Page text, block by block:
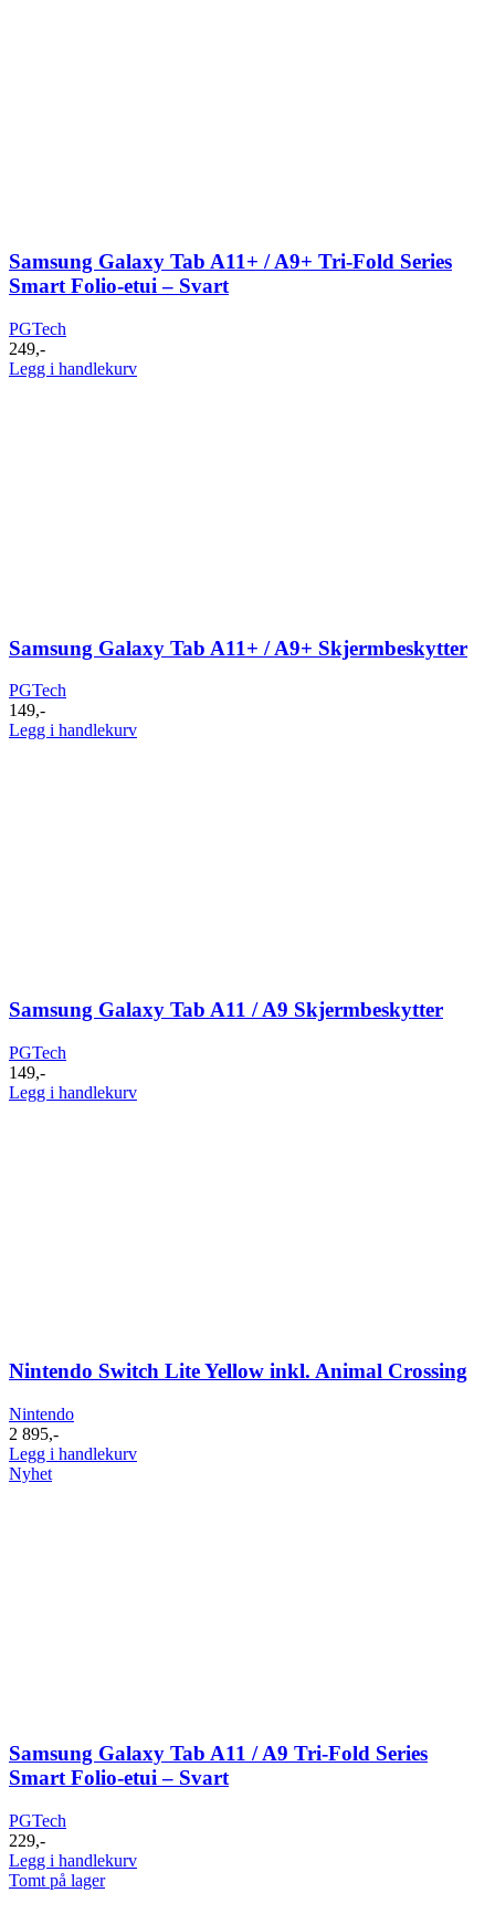
Samsung Galaxy Tab A11+ / A9+ Tri-Fold Series
Smart Folio-etui – Svart
PGTech
249,-
Legg i handlekurv
Samsung Galaxy Tab A11+ / A9+ Skjermbeskytter
PGTech
149,-
Legg i handlekurv
Samsung Galaxy Tab A11 / A9 Skjermbeskytter
PGTech
149,-
Legg i handlekurv
Nintendo Switch Lite Yellow inkl. Animal Crossing
Nintendo
2 895,-
Legg i handlekurv
Nyhet
Samsung Galaxy Tab A11 / A9 Tri-Fold Series
Smart Folio-etui – Svart
PGTech
229,-
Legg i handlekurv
Tomt på lager